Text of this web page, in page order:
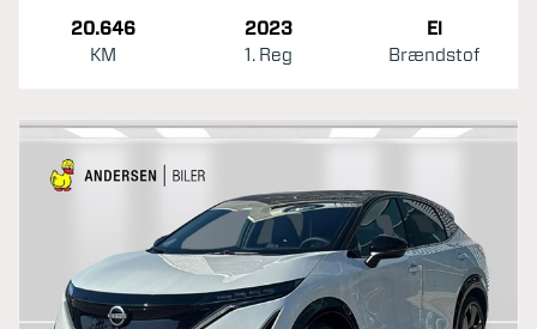
20.646
KM
2023
1. Reg
El
Brændstof